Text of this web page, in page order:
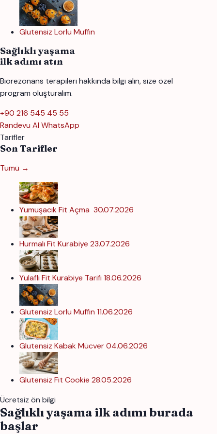
Glutensiz Lorlu Muffin
Sağlıklı yaşama
ilk adımı atın
Biorezonans terapileri hakkında bilgi alın, size özel
program oluşturalım.
+90 216 545 45 55
Randevu Al WhatsApp
Tarifler
Son Tarifler
Tümü →
Yumuşacık Fit Açma 30.07.2026
Hurmalı Fit Kurabiye 23.07.2026
Yulaflı Fit Kurabiye Tarifi 18.06.2026
Glutensiz Lorlu Muffin 11.06.2026
Glutensiz Kabak Mücver04.06.2026
Glutensiz Fit Cookie 28.05.2026
Ücretsiz ön bilgi
Sağlıklı yaşama ilk adımı burada
başlar